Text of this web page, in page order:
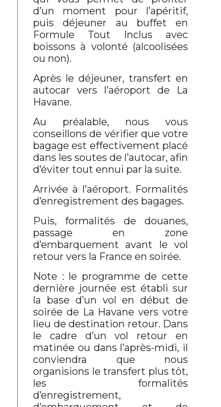
d’un moment pour l’apéritif,
puis déjeuner au buffet en
Formule Tout Inclus avec
boissons à volonté (alcoolisées
ou non).
Après le déjeuner, transfert en
autocar vers l’aéroport de La
Havane.
Au préalable, nous vous
conseillons de vérifier que votre
bagage est effectivement placé
dans les soutes de l’autocar, afin
d’éviter tout ennui par la suite.
Arrivée à l’aéroport. Formalités
d’enregistrement des bagages.
Puis, formalités de douanes,
passage en zone
d’embarquement avant le vol
retour vers la France en soirée.
Note : le programme de cette
dernière journée est établi sur
la base d’un vol en début de
soirée de La Havane vers votre
lieu de destination retour. Dans
le cadre d’un vol retour en
matinée ou dans l’après-midi, il
conviendra que nous
organisions le transfert plus tôt,
les formalités
d’enregistrement,